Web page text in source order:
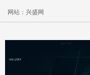
网站：兴盛网